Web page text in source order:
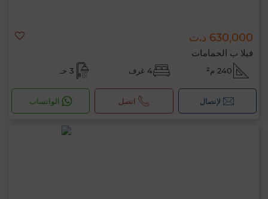
630,000 د.ت
فيلا ب الحمامات
240 م² 4 غرف 3 حـ
لإتصال اتصل الواتساب